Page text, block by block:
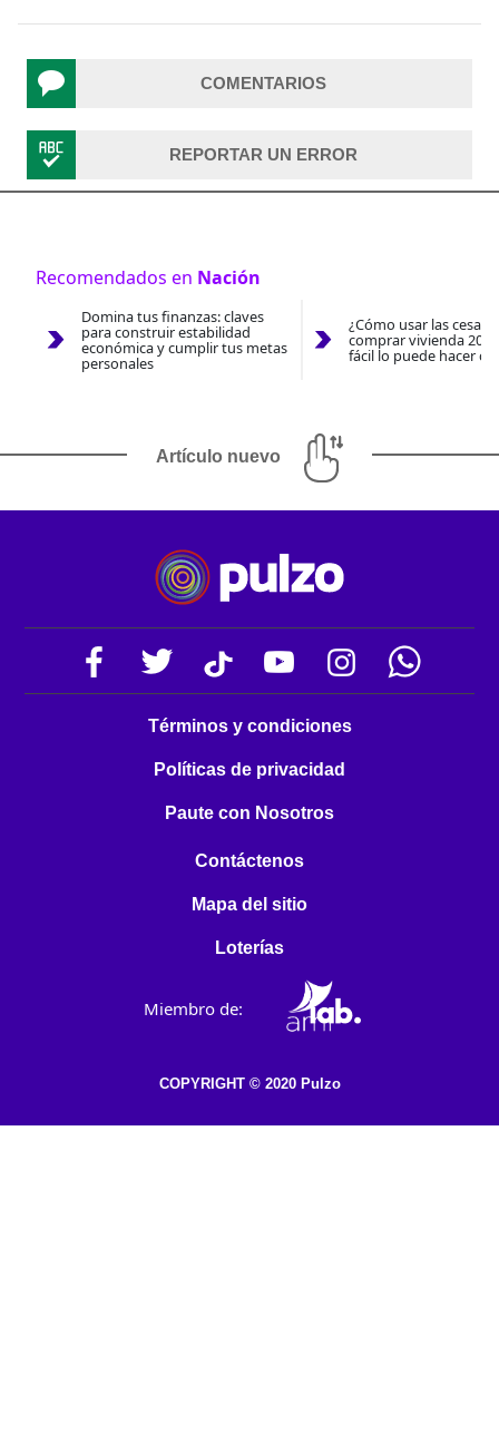
COMENTARIOS
REPORTAR UN ERROR
Recomendados en Nación
Domina tus finanzas: claves
para construir estabilidad
económica y cumplir tus metas
personales
¿Cómo usar las
comprar vivienda
fácil lo puede hacer
Artículo nuevo
Términos y condiciones
Políticas de privacidad
Paute con Nosotros
Contáctenos
Mapa del sitio
Loterías
Miembro de:
COPYRIGHT © 2020 Pulzo